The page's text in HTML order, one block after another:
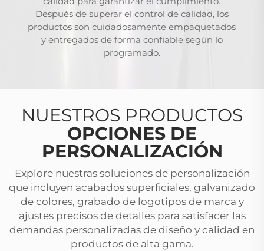
Después de superar el control de calidad, los
productos son cuidadosamente empaquetados
y entregados de forma confiable según lo
programado.
NUESTROS PRODUCTOS
OPCIONES DE
PERSONALIZACIÓN
Explore nuestras soluciones de personalización
que incluyen acabados superficiales, galvanizado
de colores, grabado de logotipos de marca y
ajustes precisos de detalles para satisfacer las
demandas personalizadas de diseño y calidad en
productos de alta gama.